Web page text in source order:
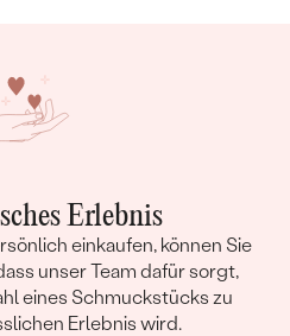
Erlebnis
einkaufen, können Sie
unser Team dafür sorgt,
eines Schmuckstücks zu
Erlebnis wird.